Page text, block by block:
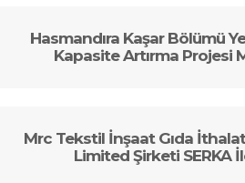
Hasmandıra Kaşar Bölümü
Kapasite Artırma Projesi
Mrc Tekstil İnşaat Gıda
Limited Şirketi SERKA